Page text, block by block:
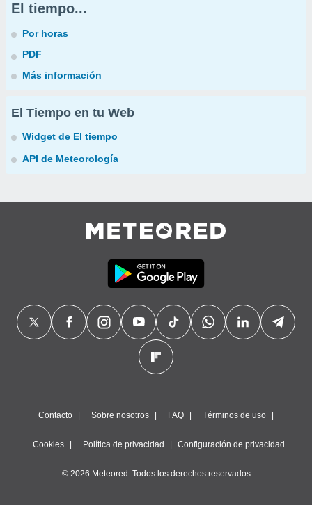
El tiempo...
Por horas
PDF
Más información
El Tiempo en tu Web
Widget de El tiempo
API de Meteorología
Contacto Sobre nosotros FAQ Términos de uso
Cookies Política de privacidad Configuración de privacidad
© 2026 Meteored. Todos los derechos reservados